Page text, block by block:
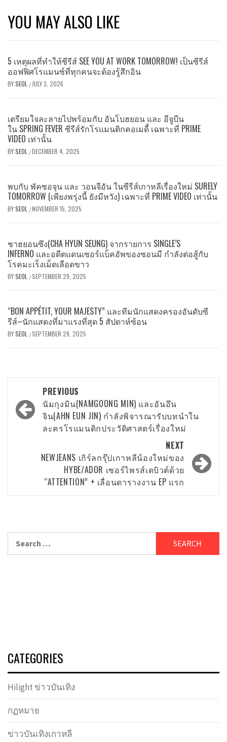
YOU MAY ALSO LIKE
5 เหตุผลที่ทำให้ซีรีส์ SEE YOU AT WORK TOMORROW! เป็นซีรีส์
ออฟฟิศโรแมนซ์ที่ทุกคนจะต้องรู้สึกอิน
BYSEOL / JULY 3, 2026
เตรียมใจละลายไปพร้อมกับ อันโบฮยอน และ อีจูบีน
ใน SPRING FEVER ซีรีส์รักโรแมนติกคอเมดี้ เฉพาะที่ PRIME
VIDEO เท่านั้น
BYSEOL /DECEMBER 4, 2025
พบกับ พัคซอจุน และ วอนจีอัน ในซีรีส์เกาหลีเรื่องใหม่ SURELY
TOMORROW (เพียงพรุ่งนี้ ยังมีหวัง) เฉพาะที่ PRIME VIDEO เท่านั้น
BYSEOL /NOVEMBER 15, 2025
ชาฮยอนซึง(CHA HYUN SEUNG) จากรายการ SINGLE’S
INFERNO และอดีตแดนเซอร์แบ็คอัพของซอนมี กำลังต่อสู้กับ
โรคมะเร็งเม็ดเลือดขาว
BYSEOL /SEPTEMBER 29, 2025
“BON APPÉTIT, YOUR MAJESTY” และทีมนักแสดงครองอันดับซี
รีส์–นักแสดงที่มาแรงที่สุด 5 สัปดาห์ซ้อน
BYSEOL /SEPTEMBER 29, 2025
navigation
PREVIOUS
นัมกุงมิน(NAMGOONG MIN) และอันอึน
จิน(AHN EUN JIN) กำลังพิจารณารับบทนำใน
ละครโรแมนติกประวัติศาสตร์เรื่องใหม่
NEXT
NEWJEANS เกิร์ลกรุ๊ปเกาหลีน้องใหม่ของ
HYBE/ADOR เซอร์ไพรส์เดบิวต์ด้วย
“ATTENTION” + เลื่อนตารางงาน EP แรก
for:
CATEGORIES
Hilight ข่าวบันเทิง
กฏหมาย
ข่าวบันเทิงเกาหลี